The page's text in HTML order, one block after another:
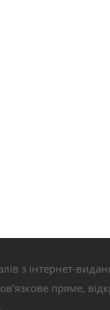
з інтернет-
пряме,